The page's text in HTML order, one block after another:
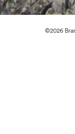
©2026